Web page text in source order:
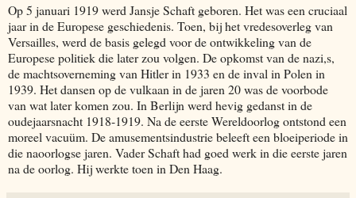
Op 5 januari 1919 werd Jansje Schaft geboren. Het was een cruciaal
jaar in de Europese geschiedenis. Toen, bij het vredesoverleg van
Versailles, werd de basis gelegd voor de ontwikkeling van de
Europese politiek die later zou volgen. De opkomst van de nazi,s,
de machtsoverneming van Hitler in 1933 en de inval in Polen in
1939. Het dansen op de vulkaan in de jaren 20 was de voorbode
van wat later komen zou. In Berlijn werd hevig gedanst in de
oudejaarsnacht 1918-1919. Na de eerste Wereldoorlog ontstond een
moreel vacuüm. De amusementsindustrie beleeft een bloeiperiode in
die naoorlogse jaren. Vader Schaft had goed werk in die eerste jaren
na de oorlog. Hij werkte toen in Den Haag.